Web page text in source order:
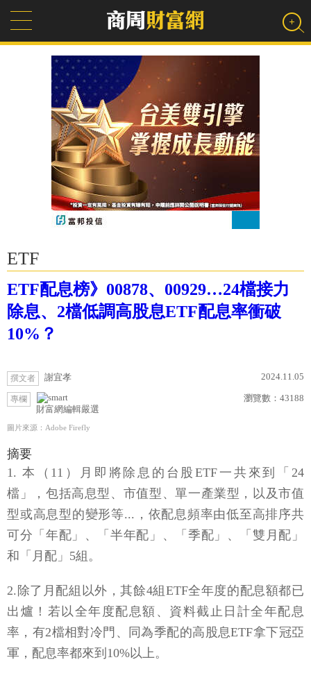
ETF
ETF配息榜》00878、00929…24檔接力
除息、2檔低調高股息ETF配息率衝破
10%？
撰文者 謝宜孝 2024.11.05
專欄
財富網編輯嚴選
瀏覽數： 43188
圖片來源：Adobe Firefly
摘要
1. 本（11）月即將除息的台股ETF一共來到「24
檔」，包括高息型、市值型、單一產業型，以及市值
型或高息型的變形等...，依配息頻率由低至高排序共
可分「年配」、「半年配」、「季配」、「雙月配」
和「月配」5組。
2.除了月配組以外，其餘4組ETF全年度的配息額都已
出爐！若以全年度配息額、資料截止日計全年配息
率，有2檔相對冷門、同為季配的高股息ETF拿下冠亞
軍，配息率都來到10%以上。